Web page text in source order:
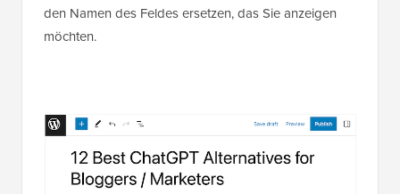
den Namen des Feldes ersetzen, das Sie anzeigen
möchten.